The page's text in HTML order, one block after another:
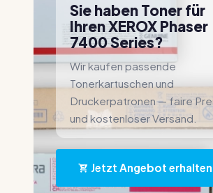
Sie haben Toner für
Ihren XEROX Phaser
7400 Series?
Wir kaufen passende
Tonerkartuschen und
Druckerpatronen — faire
und kostenloser Versand.
Jetzt Angebot erhalten